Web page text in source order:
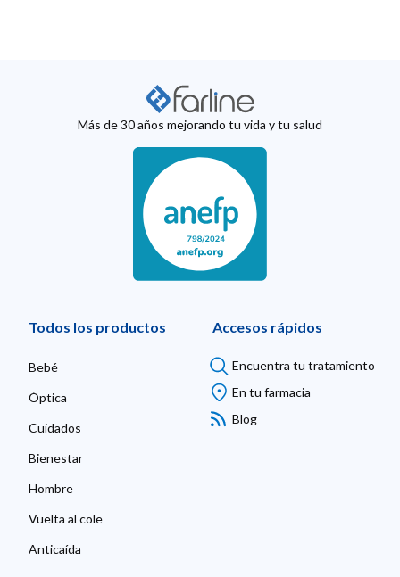
Más de 30 años mejorando tu vida y tu salud
Todos los productos
Bebé
Óptica
Cuidados
Bienestar
Hombre
Vuelta al cole
Anticaída
Accesos rápidos
Encuentra tu tratamiento
En tu farmacia
Blog